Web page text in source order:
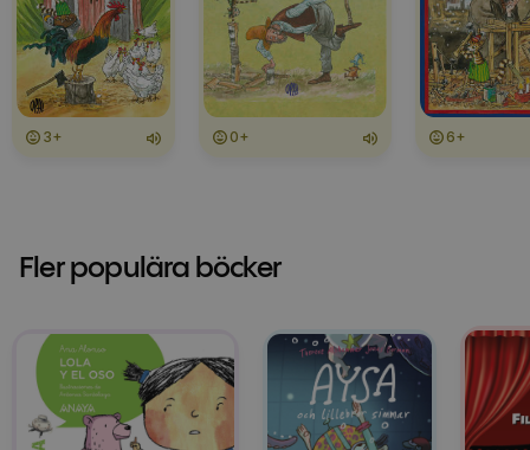
3+ 0+ 6+
Fler populära böcker